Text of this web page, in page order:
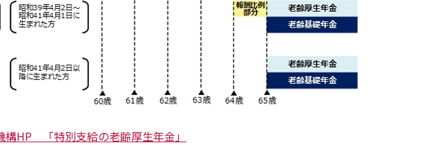
構HP 「特別支給の老齢厚生年金」